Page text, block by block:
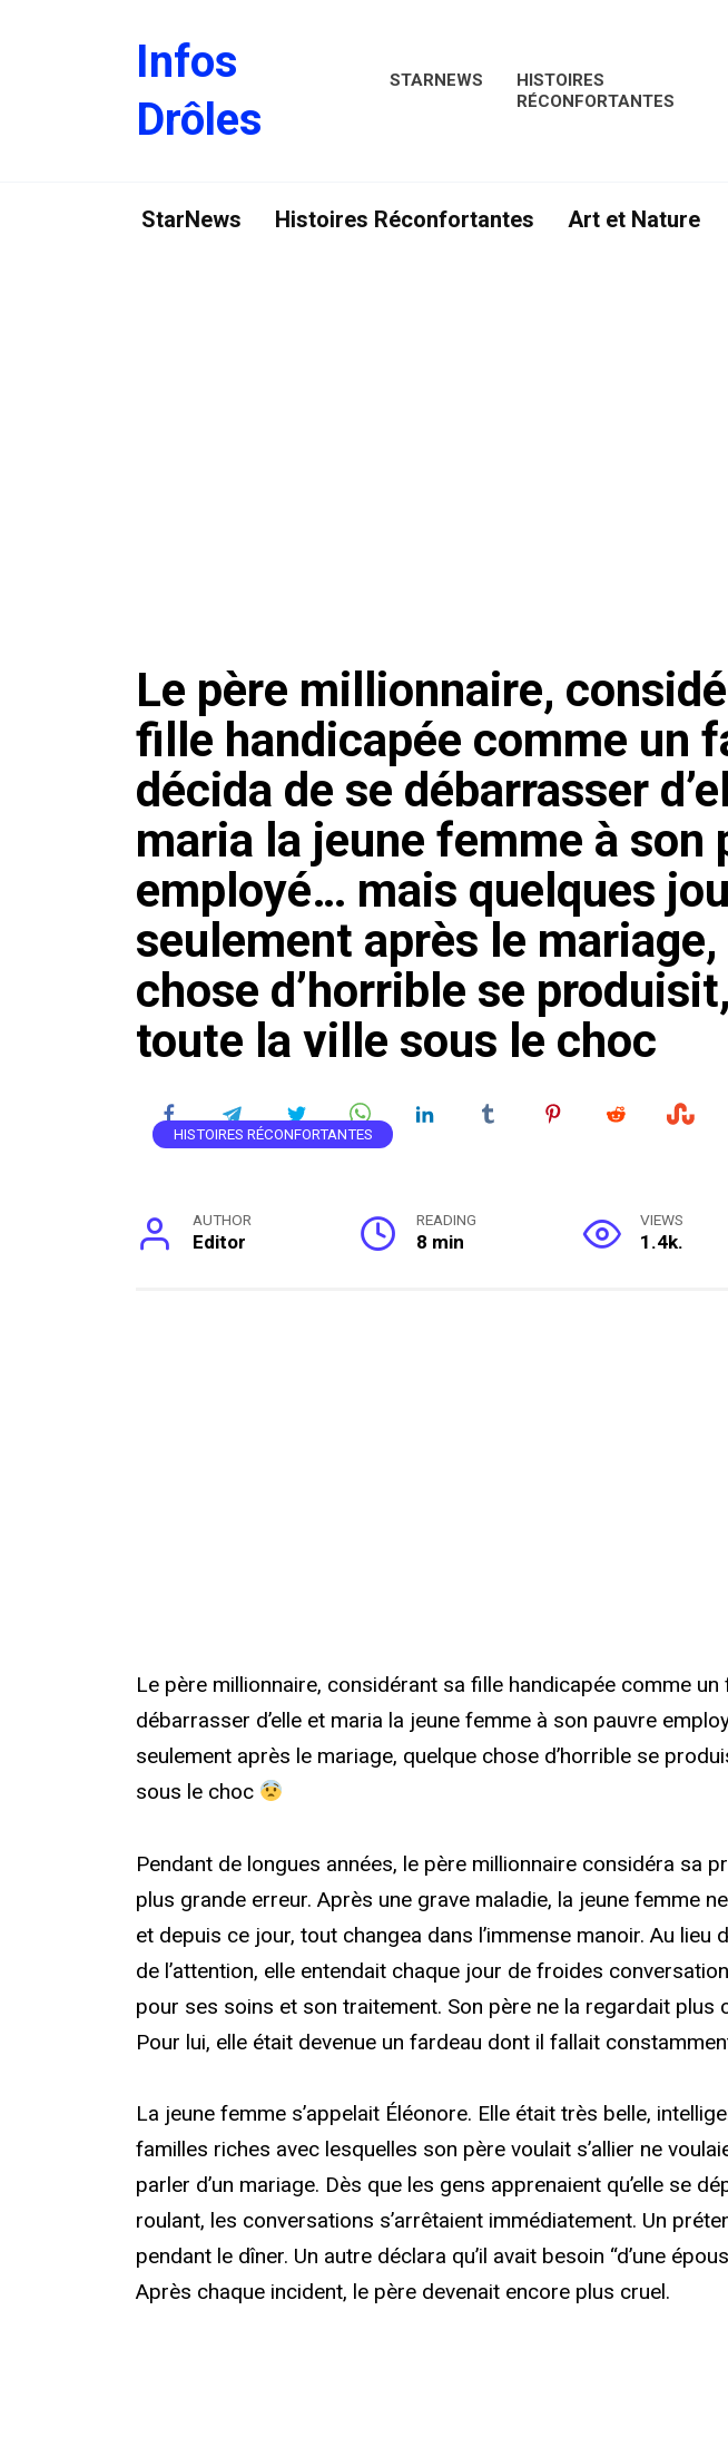
Infos
Drôles
STARNEWS
HISTOIRES
RÉCONFORTANTES
StarNews Histoires Réconfortantes Art et Nature
Le père millionnaire,
fille handicapée comme un
décida de se débarrasser
maria la jeune femme à son
employé… mais quelques
seulement après le
chose d’horrible se
toute la ville sous le choc
HISTOIRES RÉCONFORTANTES
AUTHOR
Editor
READING
8 min
VIEWS
1.4k.
Le père millionnaire, considérant sa fille handicapée comme
débarrasser d’elle et maria la jeune femme à son pauvre
seulement après le mariage, quelque chose d’horrible se
sous le choc
Pendant de longues années, le père millionnaire considéra sa
plus grande erreur. Après une grave maladie, la jeune femme
et depuis ce jour, tout changea dans l’immense manoir. Au lieu
de l’attention, elle entendait chaque jour de froides
pour ses soins et son traitement. Son père ne la regardait plus
Pour lui, elle était devenue un fardeau dont il fallait
La jeune femme s’appelait Éléonore. Elle était très belle,
familles riches avec lesquelles son père voulait s’allier ne
parler d’un mariage. Dès que les gens apprenaient qu’elle se
roulant, les conversations s’arrêtaient immédiatement. Un
pendant le dîner. Un autre déclara qu’il avait besoin “d’une
Après chaque incident, le père devenait encore plus cruel.